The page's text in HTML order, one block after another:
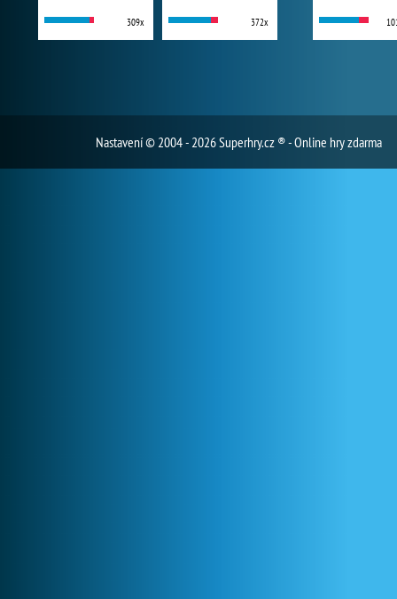
309x 372x
Nastavení© 2004 - 2026 Superhry.cz ® - Online hry zdarma